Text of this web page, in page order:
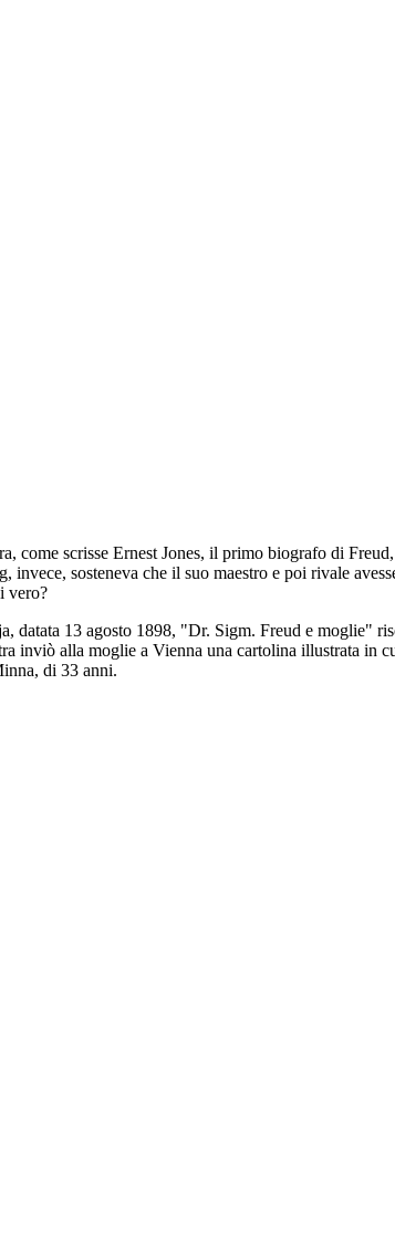
come scrisse Ernest Jones, il primo biografo di
sosteneva che il suo maestro e poi rivale
vero?
13 agosto 1898, "Dr. Sigm. Freud e moglie"
inviò alla moglie a Vienna una cartolina illustrata in
di 33 anni.